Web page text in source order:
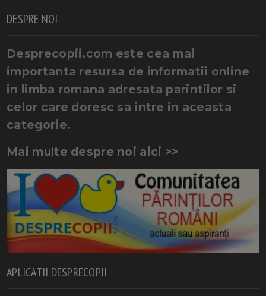
DESPRE NOI
Desprecopii.com este cea mai
importanta resursa de informatii online
in limba romana adresata parintilor si
celor care doresc sa intre in aceasta
categorie.
Mai multe despre noi aici >>
APLICATII DESPRECOPII